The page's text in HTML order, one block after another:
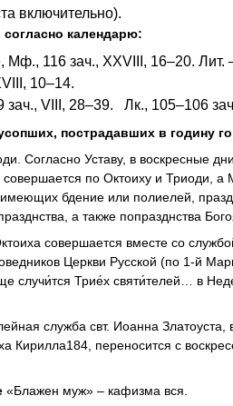
включительно).
согласно календарю:
Мф., 116 зач., XXVIII, 16–20. Лит.
10–14.
зач., VIII, 28–39. Лк., 105–106
пострадавших в годину
Согласно Уставу, в воскресные
по Октоиху и Триоди, а
бдение или полиелей,
а также попразднства
совершается вместе со
Церкви Русской (по 1-й
случи́тся Трие́х святи́телей… в
служба свт. Иоанна Златоуста,
Кирилла184, переносится с
«Блажен муж» – кафизма вся.